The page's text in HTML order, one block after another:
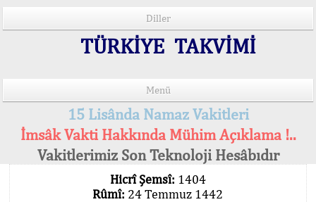
Diller
TÜRKİYE TAKVİMİ
Menü
15 Lisânda Namaz Vakitleri
İmsâk Vakti Hakkında Mühim Açıklama !..
Vakitlerimiz Son Teknoloji Hesâbıdır
Hicrî Şemsî: 1404
Rûmî: 24 Temmuz 1442